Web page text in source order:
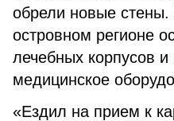
обрели новые стены.
островном регионе
лечебных корпусов и
медицинское
«Ездил на прием к